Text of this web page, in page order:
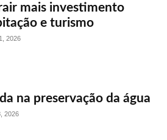
mais investimento
e turismo
2026
na preservação da água
2026